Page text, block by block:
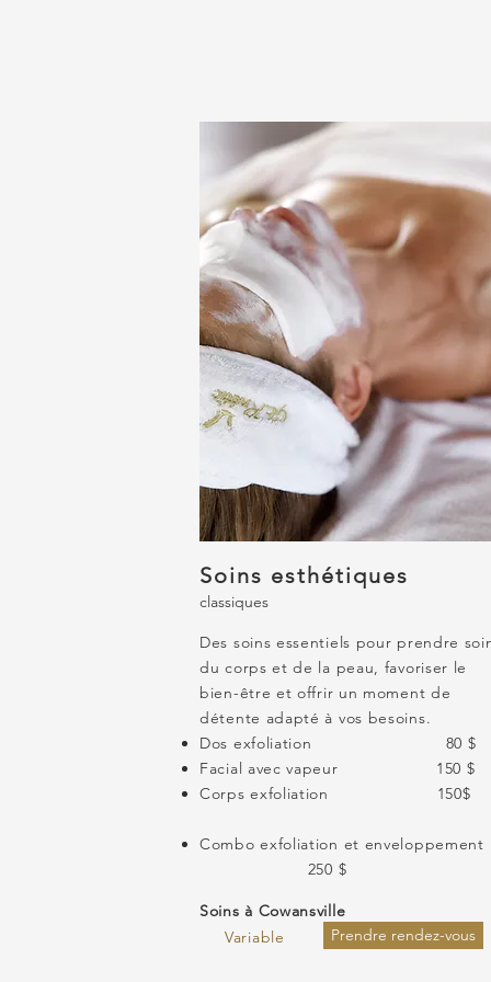
Soins esthétiques
classiques
Des soins essentiels pour prendre
du corps et de la peau, favoriser le
bien-être et offrir un moment de
détente adapté à vos besoins.
​Dos exfoliation 80 $
Facial avec vapeur 150 $
Corps exfoliation
Combo exfoliation et enveloppement
250 $​
Variable Prendre rendez-vous
Soins à Cowansville